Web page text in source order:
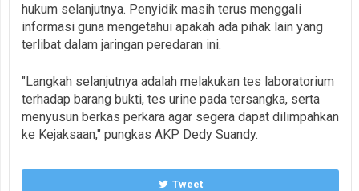
hukum selanjutnya. Penyidik masih terus menggali
informasi guna mengetahui apakah ada pihak lain yang
terlibat dalam jaringan peredaran ini.
"Langkah selanjutnya adalah melakukan tes laboratorium
terhadap barang bukti, tes urine pada tersangka, serta
menyusun berkas perkara agar segera dapat dilimpahkan
ke Kejaksaan," pungkas AKP Dedy Suandy.
Tweet